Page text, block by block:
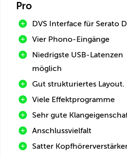
Pro
DVS Interface für Serato
Vier Phono-Eingänge
Niedrigste USB-Latenzen
möglich
Gut strukturiertes Layout.
Viele Effektprogramme
Sehr gute
Anschlussvielfalt
Satter